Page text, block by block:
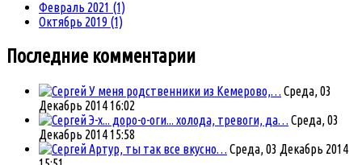
Февраль 2021 (1)
Октябрь 2019 (1)
Последние комментарии
У меня родственники из Кемерово,… Среда, 03
Декабрь 2014 16:02
Э-х... доро-о-оги... холода, тревоги, да… Среда, 03
Декабрь 2014 15:58
Артур, ты так все вкусно… Среда, 03 Декабрь 2014